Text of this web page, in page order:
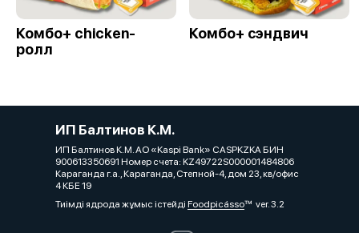
Комбо+ chicken-
ролл
Комбо+ сэндвич
ИП Балтинов К.М.
ИП Балтинов К.М. АО «Kaspi Bank» CASPKZKA БИН
900613350691 Номер счета: KZ49722S000001484806
Караганда г.а., Караганда, Степной-4, дом 23, кв/офис
4 КБЕ 19
Тиімді ядрода жұмыс істейді Foodpicássover. 3.2